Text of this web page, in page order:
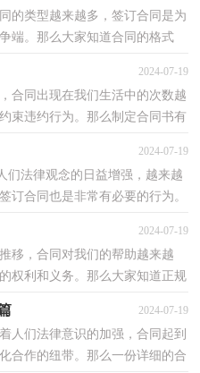
的类型越来越多，签订合同是为
端。那么大家知道合同的格式
2024-07-19
合同出现在我们生活中的次数越
束违约行为。那么制定合同书有
2024-07-19
们法律观念的日益增强，越来越
订合同也是非常有必要的行为。
2024-07-19
移，合同对我们的帮助越来越
权利和义务。那么大家知道正规
2024-07-19
人们法律意识的加强，合同起到
合作的纽带。那么一份详细的合